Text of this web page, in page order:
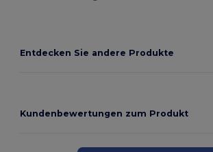
Entdecken Sie andere Produkte
Kundenbewertungen zum Produkt